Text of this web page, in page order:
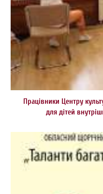
Працівники Центру
для дітей